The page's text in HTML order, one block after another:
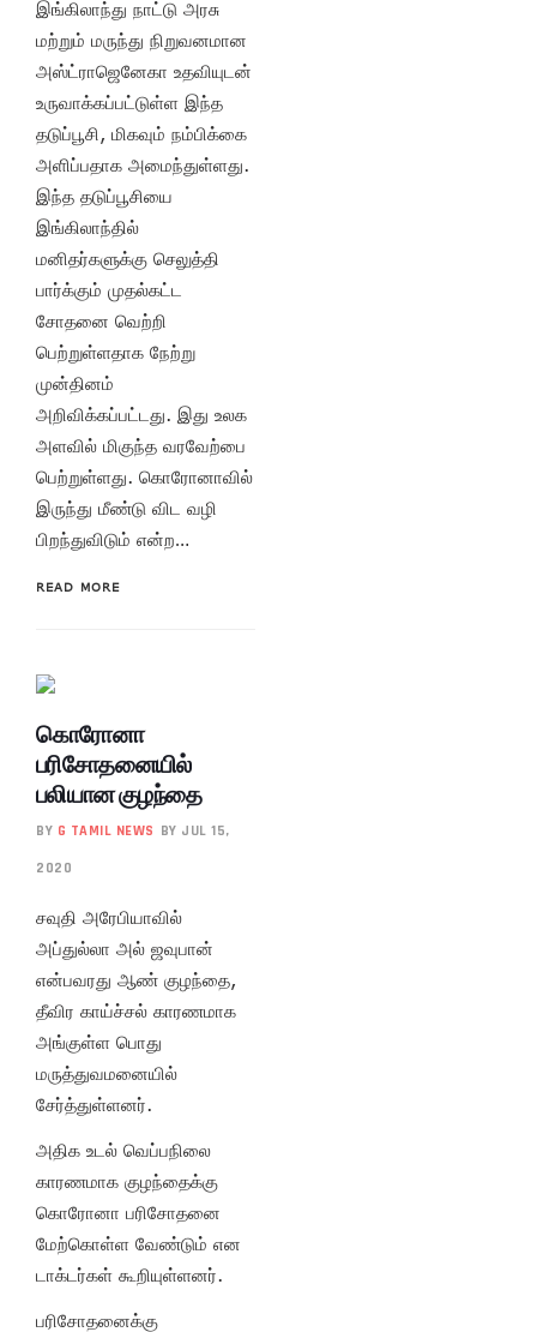
இங்கிலாந்து நாட்டு அரசு
மற்றும் மருந்து நிறுவனமான
அஸ்ட்ராஜெனேகா உதவியுடன்
உருவாக்கப்பட்டுள்ள இந்த
தடுப்பூசி, மிகவும் நம்பிக்கை
அளிப்பதாக அமைந்துள்ளது.
இந்த தடுப்பூசியை
இங்கிலாந்தில்
மனிதர்களுக்கு செலுத்தி
பார்க்கும் முதல்கட்ட
சோதனை வெற்றி
பெற்றுள்ளதாக நேற்று
முன்தினம்
அறிவிக்கப்பட்டது. இது உலக
அளவில் மிகுந்த வரவேற்பை
பெற்றுள்ளது. கொரோனாவில்
இருந்து மீண்டு விட வழி
பிறந்துவிடும் என்ற…
READ MORE
கொரோனா
பரிசோதனையில்
பலியான குழந்தை
BY G TAMIL NEWS BY JUL 15,
2020
சவுதி அரேபியாவில்
அப்துல்லா அல் ஜவுபான்
என்பவரது ஆண் குழந்தை,
தீவிர காய்ச்சல் காரணமாக
அங்குள்ள பொது
மருத்துவமனையில்
சேர்த்துள்ளனர்.
அதிக உடல் வெப்பநிலை
காரணமாக குழந்தைக்கு
கொரோனா பரிசோதனை
மேற்கொள்ள வேண்டும் என
டாக்டர்கள் கூறியுள்ளனர்.
பரிசோதனைக்கு